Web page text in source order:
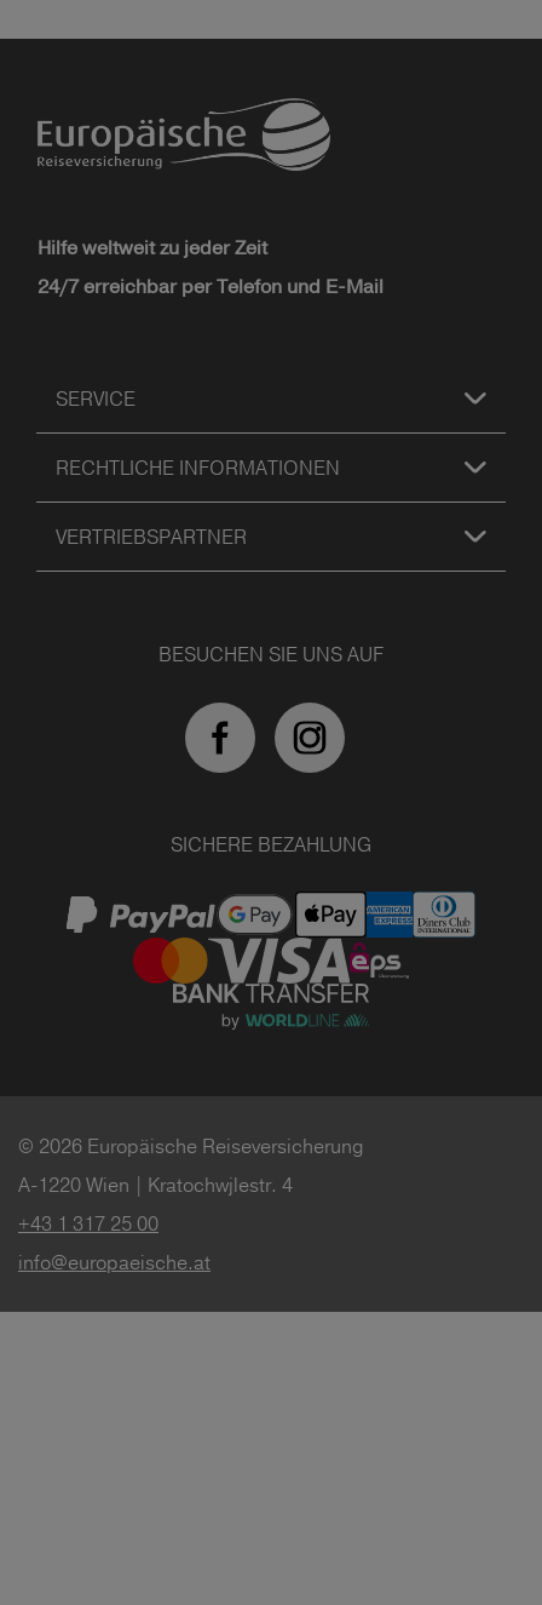
Hilfe weltweit zu jeder Zeit
24/7 erreichbar per Telefon und E-Mail
SERVICE
RECHTLICHE INFORMATIONEN
VERTRIEBSPARTNER
BESUCHEN SIE UNS AUF
SICHERE BEZAHLUNG
© 2026 Europäische Reiseversicherung
A-1220 Wien | Kratochwjlestr. 4
+43 1 317 25 00
info@europaeische.at